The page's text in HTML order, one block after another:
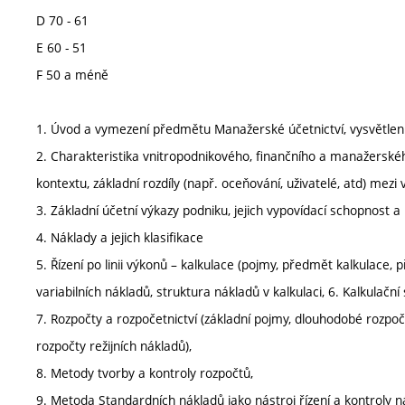
D 70 - 61
E 60 - 51
F 50 a méně
1. Úvod a vymezení předmětu Manažerské účetnictví,
2. Charakteristika vnitropodnikového, finančního a
kontextu, základní rozdíly (např. oceňování, uživatelé, atd)
3. Základní účetní výkazy podniku, jejich vypovídací schopnost
4. Náklady a jejich klasifikace
5. Řízení po linii výkonů – kalkulace (pojmy, předmět
variabilních nákladů, struktura nákladů v kalkulaci, 6. Kalkulační
7. Rozpočty a rozpočetnictví (základní pojmy, dlouhodobé
rozpočty režijních nákladů),
8. Metody tvorby a kontroly rozpočtů,
9. Metoda Standardních nákladů jako nástroj řízení a kontroly